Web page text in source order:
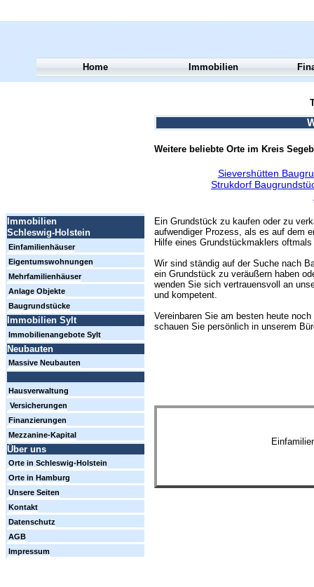
Weitere beliebte Orte im Kreis
Sievershütten
Strukdorf
Ein Grundstück zu kaufen oder zu
aufwendiger Prozess, als es auf dem
Hilfe eines Grundstückmaklers
Wir sind ständig auf der Suche nach
ein Grundstück zu veräußern haben
wenden Sie sich vertrauensvoll an
und kompetent.
Vereinbaren Sie am besten heute
schauen Sie persönlich in unserem
Home Immobilien
Immobilien
Schleswig-Holstein
Einfamilienhäuser
Eigentumswohnungen
Mehrfamilienhäuser
Anlage Objekte
Baugrundstücke
Immobilien Sylt
Immobilienangebote Sylt
Neubauten
Massive Neubauten
Hausverwaltung
Versicherungen
Finanzierungen
Mezzanine-Kapital
Über uns
Orte in Schleswig-Holstein
Orte in Hamburg
Unsere Seiten
Kontakt
Datenschutz
AGB
Impressum